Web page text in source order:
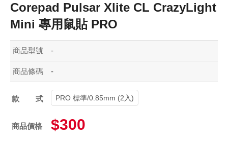
Corepad Pulsar Xlite CL CrazyLight
Mini 專用鼠貼 PRO
商品型號 -
商品條碼 -
款式PRO 標準/0.85mm (2入)
商品價格 $300